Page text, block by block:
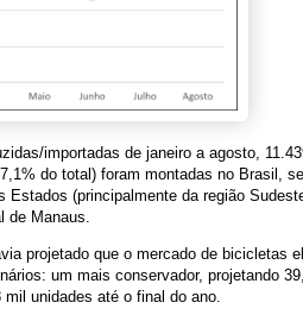
importadas de janeiro a agosto,
do total) foram montadas no Brasil,
Estados (principalmente da região
de Manaus.
projetado que o mercado de bicicletas
um mais conservador, projetando
unidades até o final do ano.